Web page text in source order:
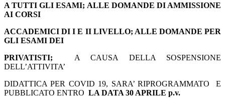
A TUTTI GLI ESAMI; ALLE DOMANDE DI AMMISSIONE
AI CORSI
ACCADEMICI DI I E II LIVELLO; ALLE DOMANDE PER
GLI ESAMI DEI
PRIVATISTI;
A CAUSA DELLA SOSPENSIONE
DELL’ATTIVITA’
DIDATTICA PER COVID 19, SARA’ RIPROGRAMMATO E
PUBBLICATO ENTRO LA DATA 30 APRILE p.v.